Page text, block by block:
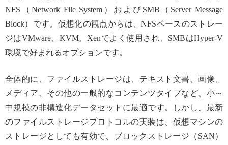
NFS（Network File System）およびSMB（Server Message
Block）です。仮想化の観点からは、NFSベースのストレー
ジはVMware、KVM、Xenでよく使用され、SMBはHyper-V
環境で好まれるオプションです。
全体的に、ファイルストレージは、テキスト文書、画像、
メディア、その他の一般的なコンテンツタイプなど、小～
中規模の非構造化データセットに最適です。しかし、最新
のファイルストレージプロトコルの実装は、仮想マシンの
ストレージとしても有効で、ブロックストレージ（SAN）